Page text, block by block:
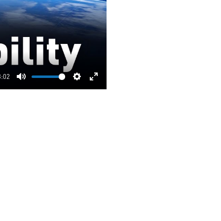
Mute Settings
Enter